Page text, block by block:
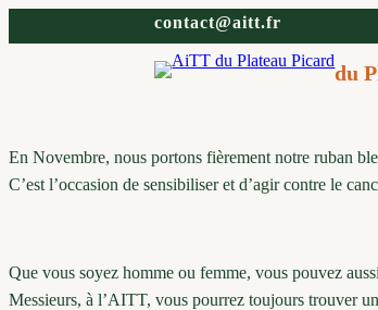
contact@aitt.fr
du
En Novembre, nous portons fièrement notre ruban
C’est l’occasion de sensibiliser et d’agir contre le
Que vous soyez homme ou femme, vous pouvez
Messieurs, à l’AITT, vous pourrez toujours trouver